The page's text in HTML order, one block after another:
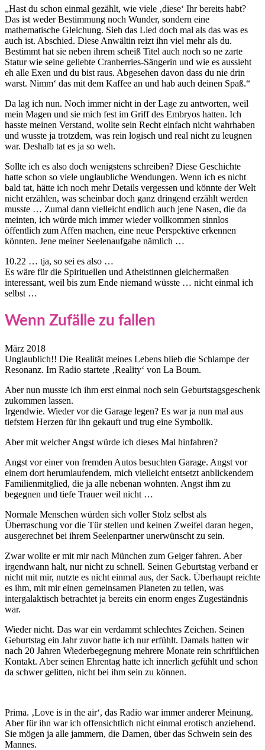
„Hast du schon einmal gezählt, wie viele ‚diese‘ Ihr bereits habt?
Das ist weder Bestimmung noch Wunder, sondern eine
mathematische Gleichung. Sieh das Lied doch mal als das was es
auch ist. Abschied. Diese Anwältin reizt ihn viel mehr als du.
Bestimmt hat sie neben ihrem scheiß Titel auch noch so ne zarte
Statur wie seine geliebte Cranberries-Sängerin und wie es aussieht
eh alle Exen und du bist raus. Abgesehen davon dass du nie drin
warst. Nimm‘ das mit dem Kaffee an und hab auch deinen Spaß.“
Da lag ich nun. Noch immer nicht in der Lage zu antworten, weil
mein Magen und sie mich fest im Griff des Embryos hatten. Ich
hasste meinen Verstand, wollte sein Recht einfach nicht wahrhaben
und wusste ja trotzdem, was rein logisch und real nicht zu leugnen
war. Deshalb tat es ja so weh.
Sollte ich es also doch wenigstens schreiben? Diese Geschichte
hatte schon so viele unglaubliche Wendungen. Wenn ich es nicht
bald tat, hätte ich noch mehr Details vergessen und könnte der Welt
nicht erzählen, was scheinbar doch ganz dringend erzählt werden
musste … Zumal dann vielleicht endlich auch jene Nasen, die da
meinten, ich würde mich immer wieder vollkommen sinnlos
öffentlich zum Affen machen, eine neue Perspektive erkennen
könnten. Jene meiner Seelenaufgabe nämlich …
10.22 … tja, so sei es also …
Es wäre für die Spirituellen und Atheistinnen gleichermaßen
interessant, weil bis zum Ende niemand wüsste … nicht einmal ich
selbst …
Wenn Zufälle zu fallen
März 2018
Unglaublich!! Die Realität meines Lebens blieb die Schlampe der
Resonanz. Im Radio startete ‚Reality‘ von La Boum.
Aber nun musste ich ihm erst einmal noch sein Geburtstagsgeschenk
zukommen lassen.
Irgendwie. Wieder vor die Garage legen? Es war ja nun mal aus
tiefstem Herzen für ihn gekauft und trug eine Symbolik.
Aber mit welcher Angst würde ich dieses Mal hinfahren?
Angst vor einer von fremden Autos besuchten Garage. Angst vor
einem dort herumlaufendem, mich vielleicht entsetzt anblickendem
Familienmitglied, die ja alle nebenan wohnten. Angst ihm zu
begegnen und tiefe Trauer weil nicht …
Normale Menschen würden sich voller Stolz selbst als
Überraschung vor die Tür stellen und keinen Zweifel daran hegen,
ausgerechnet bei ihrem Seelenpartner unerwünscht zu sein.
Zwar wollte er mit mir nach München zum Geiger fahren. Aber
irgendwann halt, nur nicht zu schnell. Seinen Geburtstag verband er
nicht mit mir, nutzte es nicht einmal aus, der Sack. Überhaupt reichte
es ihm, mit mir einen gemeinsamen Planeten zu teilen, was
intergalaktisch betrachtet ja bereits ein enorm enges Zugeständnis
war.
Wieder nicht. Das war ein verdammt schlechtes Zeichen. Seinen
Geburtstag ein Jahr zuvor hatte ich nur erfühlt. Damals hatten wir
nach 20 Jahren Wiederbegegnung mehrere Monate rein schriftlichen
Kontakt. Aber seinen Ehrentag hatte ich innerlich gefühlt und schon
da schwer gelitten, nicht bei ihm sein zu können.
Prima. ‚Love is in the air‘, das Radio war immer anderer Meinung.
Aber für ihn war ich offensichtlich nicht einmal erotisch anziehend.
Sie mögen ja alle jammern, die Damen, über das Schwein sein des
Mannes.